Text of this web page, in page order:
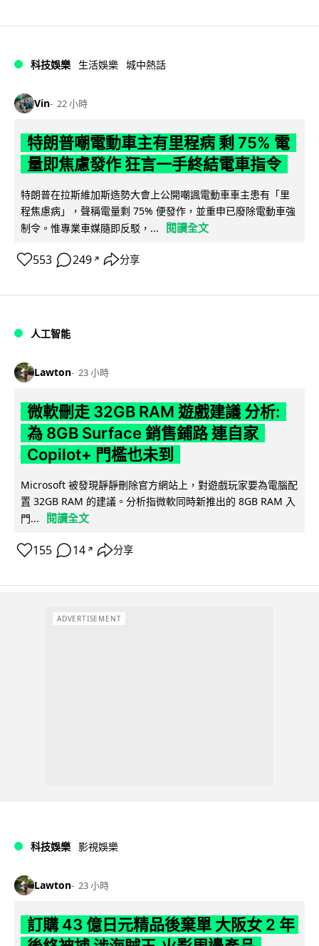
科技娛樂 生活娛樂 城中熱話
Vin 22 小時
特朗普嘲電動車主有里程病 剩 75% 電
量即焦慮發作 狂言一手終結電車指令
特朗普在拉斯維加斯造勢大會上公開嘲諷電動車車主患有「里
程焦慮病」，聲稱電量剩 75% 便發作，並重申已廢除電動車強
制令。惟專業車媒隨即反駁，...
閱讀全文
553 249 ↗ 分享
人工智能
Lawton 23 小時
微軟刪走 32GB RAM 遊戲建議 分析:
為 8GB Surface 銷售鋪路 連自家
Copilot+ 門檻也未到
Microsoft 被發現靜靜刪除官方網站上，對遊戲玩家要為電腦配
置 32GB RAM 的建議。分析指微軟同時新推出的 8GB RAM 入
門...
閱讀全文
155 14 ↗ 分享
ADVERTISEMENT
科技娛樂 影視娛樂
Lawton 23 小時
訂購 43 億日元精品後棄單 大阪女 2 年